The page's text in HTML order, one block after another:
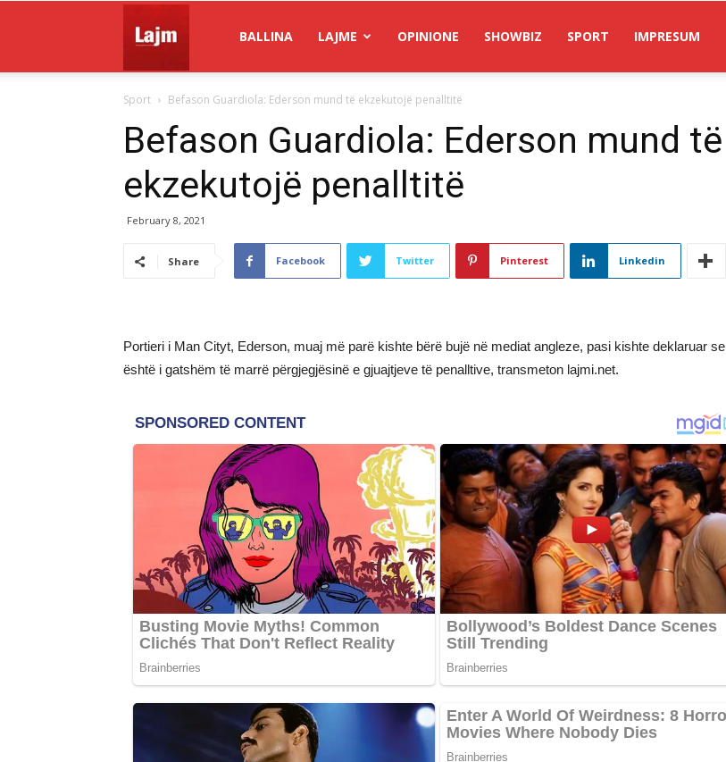
Lajm
BALLINA LAJME OPINIONE SHOWBIZ SPORT IMPRESUM
Sport Befason Guardiola: Ederson mund të ekzekutojë penalltitë
Befason Guardiola: Ederson mund të
ekzekutojë penalltitë
February 8, 2021
Share Facebook Twitter Pinterest Linkedin
Portieri i Man Cityt, Ederson, muaj më parë kishte bërë bujë në mediat angleze, pasi kishte deklaruar se
është i gatshëm të marrë përgjegjësinë e gjuajtjeve të penalltive, transmeton lajmi.net.